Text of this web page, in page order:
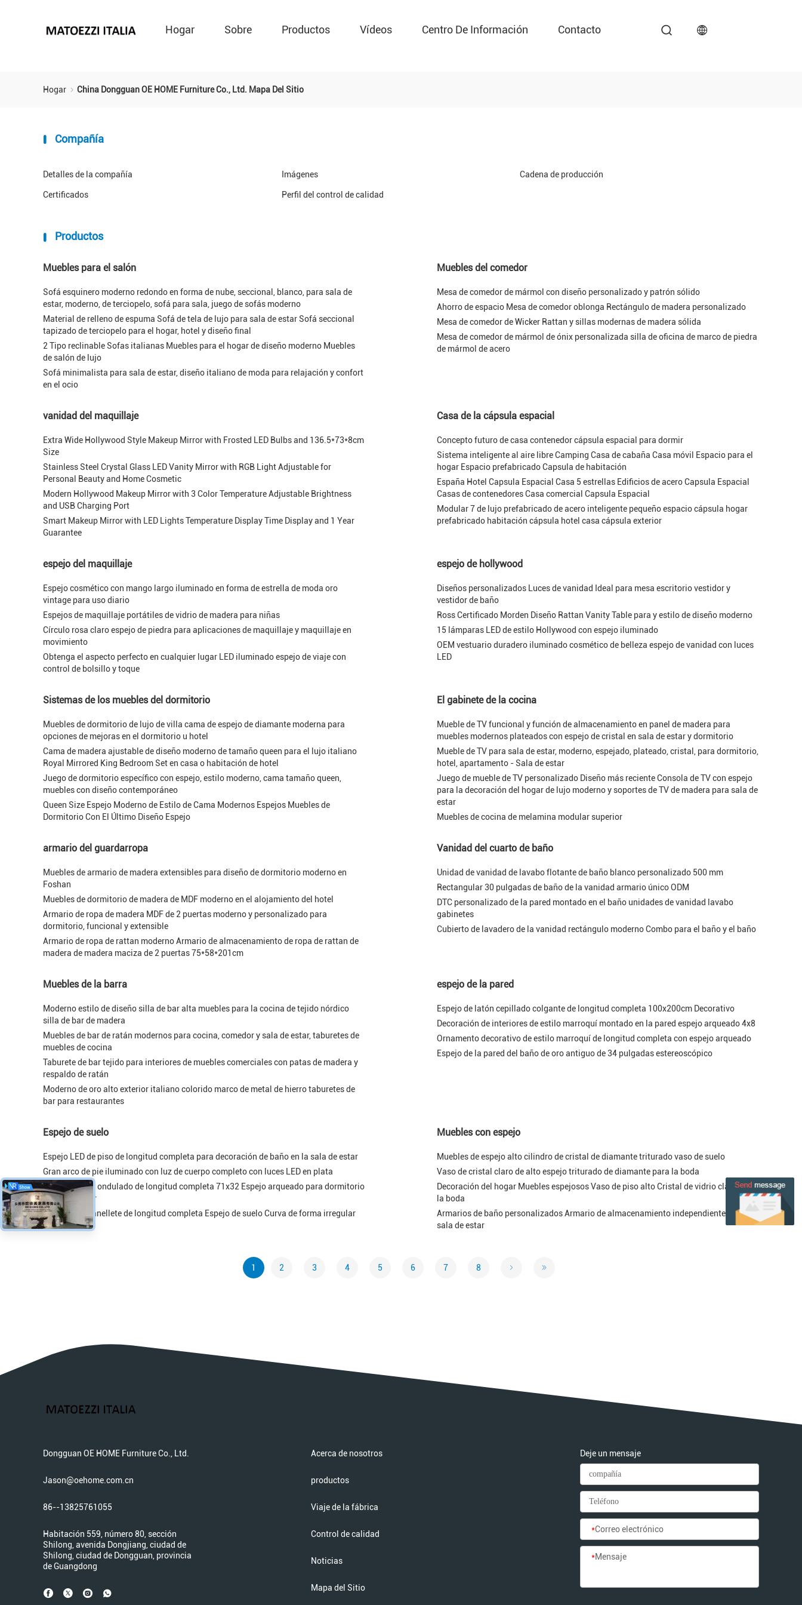
Hogar Sobre Productos Vídeos Centro De Información Contacto
Hogar China Dongguan OE HOME Furniture Co., Ltd. Mapa Del Sitio
Compañía
Detalles de la compañía Imágenes Cadena de producción
Certificados Perfil del control de calidad
Productos
Muebles para el salón
Sofá esquinero moderno redondo en forma de nube, seccional, blanco, para sala de
estar, moderno, de terciopelo, sofá para sala, juego de sofás moderno
Material de relleno de espuma Sofá de tela de lujo para sala de estar Sofá seccional
tapizado de terciopelo para el hogar, hotel y diseño final
2 Tipo reclinable Sofas italianas Muebles para el hogar de diseño moderno Muebles
de salón de lujo
Sofá minimalista para sala de estar, diseño italiano de moda para relajación y confort
en el ocio
Muebles del comedor
Mesa de comedor de mármol con diseño personalizado y patrón sólido
Ahorro de espacio Mesa de comedor oblonga Rectángulo de madera personalizado
Mesa de comedor de Wicker Rattan y sillas modernas de madera sólida
Mesa de comedor de mármol de ónix personalizada silla de oficina de marco de piedra
de mármol de acero
vanidad del maquillaje
Extra Wide Hollywood Style Makeup Mirror with Frosted LED Bulbs and 136.5*73*8cm
Size
Stainless Steel Crystal Glass LED Vanity Mirror with RGB Light Adjustable for
Personal Beauty and Home Cosmetic
Modern Hollywood Makeup Mirror with 3 Color Temperature Adjustable Brightness
and USB Charging Port
Smart Makeup Mirror with LED Lights Temperature Display Time Display and 1 Year
Guarantee
Casa de la cápsula espacial
Concepto futuro de casa contenedor cápsula espacial para dormir
Sistema inteligente al aire libre Camping Casa de cabaña Casa móvil Espacio para el
hogar Espacio prefabricado Capsula de habitación
España Hotel Capsula Espacial Casa 5 estrellas Edificios de acero Capsula Espacial
Casas de contenedores Casa comercial Capsula Espacial
Modular 7 de lujo prefabricado de acero inteligente pequeño espacio cápsula hogar
prefabricado habitación cápsula hotel casa cápsula exterior
espejo del maquillaje
Espejo cosmético con mango largo iluminado en forma de estrella de moda oro
vintage para uso diario
Espejos de maquillaje portátiles de vidrio de madera para niñas
Círculo rosa claro espejo de piedra para aplicaciones de maquillaje y maquillaje en
movimiento
Obtenga el aspecto perfecto en cualquier lugar LED iluminado espejo de viaje con
control de bolsillo y toque
espejo de hollywood
Diseños personalizados Luces de vanidad Ideal para mesa escritorio vestidor y
vestidor de baño
Ross Certificado Morden Diseño Rattan Vanity Table para y estilo de diseño moderno
15 lámparas LED de estilo Hollywood con espejo iluminado
OEM vestuario duradero iluminado cosmético de belleza espejo de vanidad con luces
LED
Sistemas de los muebles del dormitorio
Muebles de dormitorio de lujo de villa cama de espejo de diamante moderna para
opciones de mejoras en el dormitorio u hotel
Cama de madera ajustable de diseño moderno de tamaño queen para el lujo italiano
Royal Mirrored King Bedroom Set en casa o habitación de hotel
Juego de dormitorio específico con espejo, estilo moderno, cama tamaño queen,
muebles con diseño contemporáneo
Queen Size Espejo Moderno de Estilo de Cama Modernos Espejos Muebles de
Dormitorio Con El Último Diseño Espejo
El gabinete de la cocina
Mueble de TV funcional y función de almacenamiento en panel de madera para
muebles modernos plateados con espejo de cristal en sala de estar y dormitorio
Mueble de TV para sala de estar, moderno, espejado, plateado, cristal, para dormitorio,
hotel, apartamento - Sala de estar
Juego de mueble de TV personalizado Diseño más reciente Consola de TV con espejo
para la decoración del hogar de lujo moderno y soportes de TV de madera para sala de
estar
Muebles de cocina de melamina modular superior
armario del guardarropa
Muebles de armario de madera extensibles para diseño de dormitorio moderno en
Foshan
Muebles de dormitorio de madera de MDF moderno en el alojamiento del hotel
Armario de ropa de madera MDF de 2 puertas moderno y personalizado para
dormitorio, funcional y extensible
Armario de ropa de rattan moderno Armario de almacenamiento de ropa de rattan de
madera de madera maciza de 2 puertas 75*58*201cm
Vanidad del cuarto de baño
Unidad de vanidad de lavabo flotante de baño blanco personalizado 500 mm
Rectangular 30 pulgadas de baño de la vanidad armario único ODM
DTC personalizado de la pared montado en el baño unidades de vanidad lavabo
gabinetes
Cubierto de lavadero de la vanidad rectángulo moderno Combo para el baño y el baño
Muebles de la barra
Moderno estilo de diseño silla de bar alta muebles para la cocina de tejido nórdico
silla de bar de madera
Muebles de bar de ratán modernos para cocina, comedor y sala de estar, taburetes de
muebles de cocina
Taburete de bar tejido para interiores de muebles comerciales con patas de madera y
respaldo de ratán
Moderno de oro alto exterior italiano colorido marco de metal de hierro taburetes de
bar para restaurantes
espejo de la pared
Espejo de latón cepillado colgante de longitud completa 100x200cm Decorativo
Decoración de interiores de estilo marroquí montado en la pared espejo arqueado 4x8
Ornamento decorativo de estilo marroquí de longitud completa con espejo arqueado
Espejo de la pared del baño de oro antiguo de 34 pulgadas estereoscópico
Espejo de suelo
Espejo LED de piso de longitud completa para decoración de baño en la sala de estar
Gran arco de pie iluminado con luz de cuerpo completo con luces LED en plata
Espejo blanco ondulado de longitud completa 71x32 Espejo arqueado para dormitorio
y sala de estar
Maquillaje Flanellete de longitud completa Espejo de suelo Curva de forma irregular
Muebles con espejo
Muebles de espejo alto cilindro de cristal de diamante triturado vaso de suelo
Vaso de cristal claro de alto espejo triturado de diamante para la boda
Decoración del hogar Muebles espejosos Vaso de piso alto Cristal de vidrio claro para
la boda
Armarios de baño personalizados Armario de almacenamiento independiente para
sala de estar
1 2 3 4 5 6 7 8
Dongguan OE HOME Furniture Co., Ltd.
Jason@oehome.com.cn
86--13825761055
Habitación 559, número 80, sección
Shilong, avenida Dongjiang, ciudad de
Shilong, ciudad de Dongguan, provincia
de Guangdong
Acerca de nosotros
productos
Viaje de la fábrica
Control de calidad
Noticias
Mapa del Sitio
Deje un mensaje
*Correo electrónico
*Mensaje